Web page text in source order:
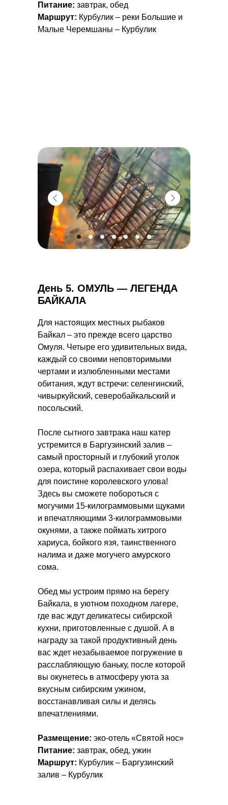
Питание: завтрак, обед
Маршрут: Курбулик – реки Большие и
Малые Черемшаны – Курбулик
Для настоящих местных рыбаков
Байкал – это прежде всего царство
Омуля. Четыре его удивительных вида,
каждый со своими неповторимыми
чертами и излюбленными местами
обитания, ждут встречи: селенгинский,
чивыркуйский, северобайкальский и
посольский.
После сытного завтрака наш катер
устремится в Баргузинский залив –
самый просторный и глубокий уголок
озера, который распахивает свои воды
для поистине королевского улова!
Здесь вы сможете побороться с
могучими 15-килограммовыми щуками
и впечатляющими 3-килограммовыми
окунями, а также поймать хитрого
хариуса, бойкого язя, таинственного
налима и даже могучего амурского
сома.
Обед мы устроим прямо на берегу
Байкала, в уютном походном лагере,
где вас ждут деликатесы сибирской
кухни, приготовленные с душой. А в
награду за такой продуктивный день
вас ждет незабываемое погружение в
расслабляющую баньку, после которой
вы окунетесь в атмосферу уюта за
вкусным сибирским ужином,
восстанавливая силы и делясь
впечатлениями.
Размещение: эко-отель «Святой нос»
Питание: завтрак, обед, ужин
Маршрут: Курбулик – Баргузинский
залив – Курбулик
День 5. ОМУЛЬ — ЛЕГЕНДА
БАЙКАЛА